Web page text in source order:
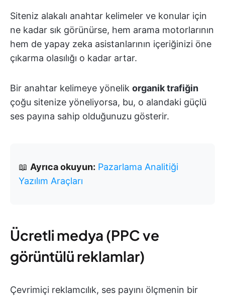
Siteniz alakalı anahtar kelimeler ve konular için
ne kadar sık görünürse, hem arama motorlarının
hem de yapay zeka asistanlarının içeriğinizi öne
çıkarma olasılığı o kadar artar.
Bir anahtar kelimeye yönelik organik trafiğin
çoğu sitenize yöneliyorsa, bu, o alandaki güçlü
ses payına sahip olduğunuzu gösterir.
📖 Ayrıca okuyun: Pazarlama Analitiği
Yazılım Araçları
Ücretli medya (PPC ve
görüntülü reklamlar)
Çevrimiçi reklamcılık, ses payını ölçmenin bir